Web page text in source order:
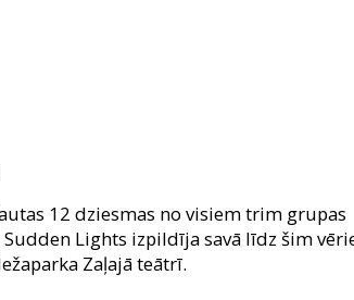
12 dziesmas no visiem trim grupas
Lights izpildīja savā līdz šim
Zaļajā teātrī.